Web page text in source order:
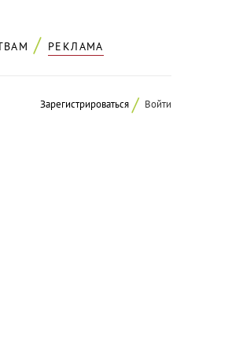
РЕКЛАМА
Зарегистрироваться Войти